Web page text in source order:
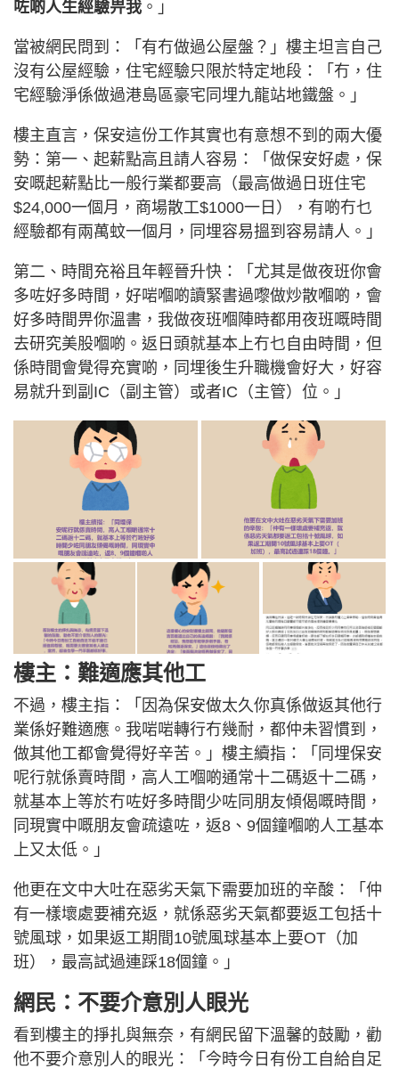
咗啲人生經驗畀我 。」
當被網民問到：「有冇做過公屋盤？」樓主坦言自己
沒有公屋經驗，住宅經驗只限於特定地段：「冇，住
宅經驗淨係做過港島區豪宅同埋九龍站地鐵盤。」
樓主直言，保安這份工作其實也有意想不到的兩大優
勢：第一、起薪點高且請人容易：「做保安好處，保
安嘅起薪點比一般行業都要高（最高做過日班住宅
$24,000一個月，商場散工$1000一日），有啲冇乜
經驗都有兩萬蚊一個月，同埋容易搵到容易請人。」
第二、時間充裕且年輕晉升快：「尤其是做夜班你會
多咗好多時間，好啱嗰啲讀緊書過嚟做炒散嗰啲，會
好多時間畀你溫書，我做夜班嗰陣時都用夜班嘅時間
去研究美股嗰啲。返日頭就基本上冇乜自由時間，但
係時間會覺得充實啲，同埋後生升職機會好大，好容
易就升到副IC（副主管）或者IC（主管）位。」
樓主：難適應其他工
不過，樓主指：「因為保安做太久你真係做返其他行
業係好難適應。我啱啱轉行冇幾耐，都仲未習慣到，
做其他工都會覺得好辛苦。」樓主續指：「同埋保安
呢行就係賣時間，高人工嗰啲通常十二碼返十二碼，
就基本上等於冇咗好多時間少咗同朋友傾偈嘅時間，
同現實中嘅朋友會疏遠咗，返8、9個鐘嗰啲人工基本
上又太低。」
他更在文中大吐在惡劣天氣下需要加班的辛酸：「仲
有一樣壞處要補充返，就係惡劣天氣都要返工包括十
號風球，如果返工期間10號風球基本上要OT（加
班），最高試過連踩18個鐘。」
網民：不要介意別人眼光
看到樓主的掙扎與無奈，有網民留下溫馨的鼓勵，勸
他不要介意別人的眼光：「今時今日有份工自給自足